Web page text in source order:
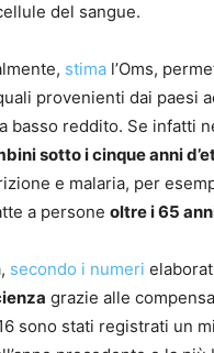
del sangue.
stima l’Oms,
provenienti dai paesi
basso reddito. Se infatti
sotto i cinque anni
e malaria, per
a persone oltre i 65
secondo i numeri
grazie alle
sono stati registrati un